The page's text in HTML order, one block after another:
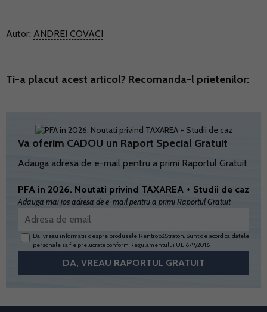
Autor: ANDREI COVACI
Ti-a placut acest articol? Recomanda-l prietenilor:
Va oferim CADOU un Raport Special Gratuit
Adauga adresa de e-mail pentru a primi Raportul Gratuit
PFA in 2026. Noutati privind TAXAREA + Studii de caz
Adauga mai jos adresa de e-mail pentru a primi Raportul Gratuit
Da, vreau informatii despre produsele Rentrop&Straton. Sunt de acord ca datele
personale sa fie prelucrate conform Regulamentului UE 679/2016